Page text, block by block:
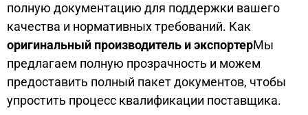
полную документацию для поддержки вашего
качества и нормативных требований. Как
оригинальный производитель и экспортерМы
предлагаем полную прозрачность и можем
предоставить полный пакет документов, чтобы
упростить процесс квалификации поставщика.